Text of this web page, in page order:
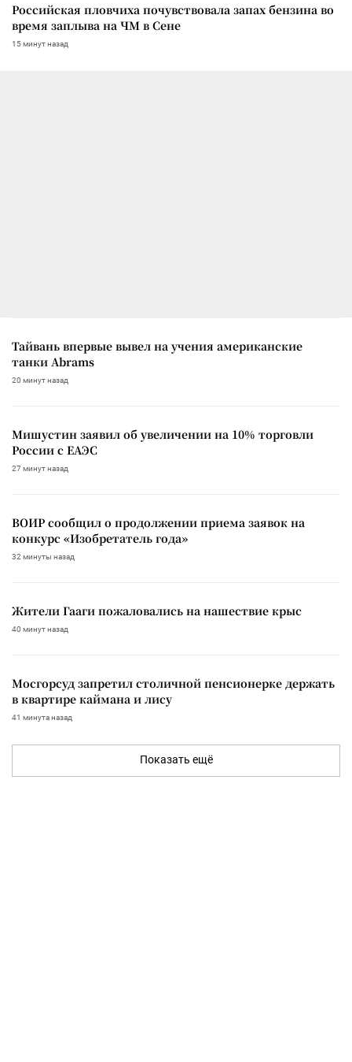
Российская пловчиха почувствовала запах бензина во
время заплыва на ЧМ в Сене
15 минут назад
Тайвань впервые вывел на учения американские
танки Abrams
20 минут назад
Мишустин заявил об увеличении на 10% торговли
России с ЕАЭС
27 минут назад
ВОИР сообщил о продолжении приема заявок на
конкурс «Изобретатель года»
32 минуты назад
Жители Гааги пожаловались на нашествие крыс
40 минут назад
Мосгорсуд запретил столичной пенсионерке держать
в квартире каймана и лису
41 минута назад
Показать ещё